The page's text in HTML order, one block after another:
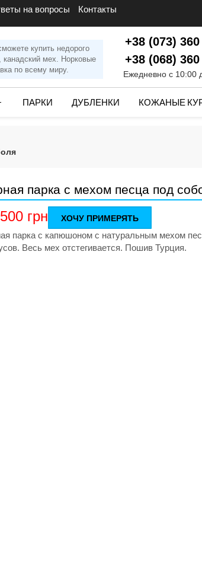
на вопросы Контакты
купить недорого
канадский мех. Норковые
по всему миру.
+38 (073)
+38 (068)
Ежедневно с 10:00
ПАРКИ ДУБЛЕНКИ КОЖАНЫЕ
парка с мехом песца под
грн ХОЧУ ПРИМЕРЯТЬ
парка с капюшоном с натуральным мехом
Весь мех отстегивается. Пошив Турция.